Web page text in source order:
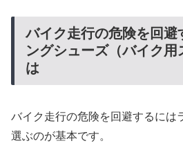
バイク走行の危険を回避
ングシューズ（バイク用
は
バイク走行の危険を回避するには
選ぶのが基本です。